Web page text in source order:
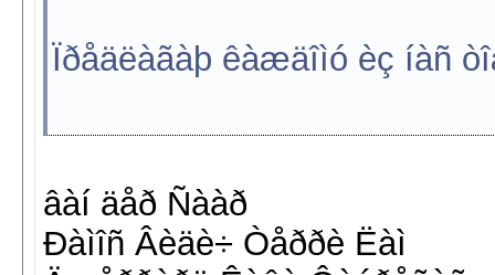
Ïðåäëàãàþ êàæäîìó èç íàñ
âàí äåð Ñààð
Ðàìîñ Âèäè÷ Òåððè Ëàì